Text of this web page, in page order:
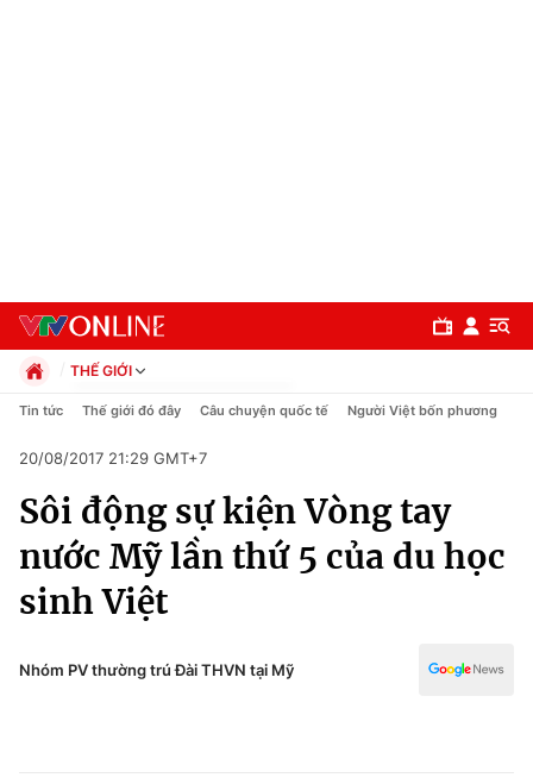
Chuyên mục
Chính trị
Xã hội
Pháp luật
THẾ GIỚI
Chính trị
Pháp luật
Kinh tế
Thể thao
Truyền hình
Văn hóa - Giải trí
Công nghệ
Tin tức Thế giới đó đây Câu chuyện quốc tế Người Việt bốn phương
20/08/2017 21:29 GMT+7
Sôi động sự kiện Vòng tay
nước Mỹ lần thứ 5 của du học
sinh Việt
Nhóm PV thường trú Đài THVN tại Mỹ